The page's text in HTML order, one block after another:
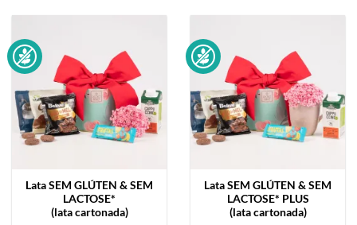
LataSEM GLÚTEN & SEM
LACTOSE*
(lata cartonada)
LataSEM GLÚTEN & SEM
LACTOSE* PLUS
(lata cartonada)